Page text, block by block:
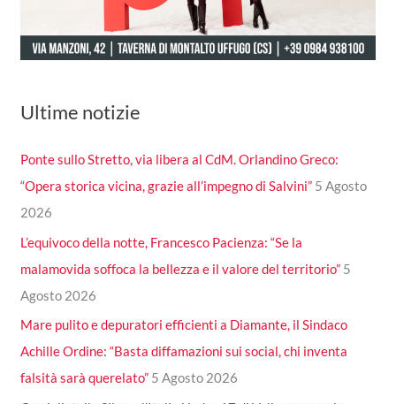
Ultime notizie
Ponte sullo Stretto, via libera al CdM. Orlandino Greco:
“Opera storica vicina, grazie all’impegno di Salvini” 5 Agosto
2026
L’equivoco della notte, Francesco Pacienza: “Se la
malamovida soffoca la bellezza e il valore del territorio” 5
Agosto 2026
Mare pulito e depuratori efficienti a Diamante, il Sindaco
Achille Ordine: “Basta diffamazioni sui social, chi inventa
falsità sarà querelato” 5 Agosto 2026